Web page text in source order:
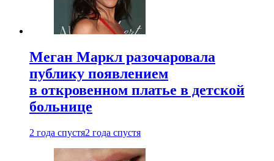
Меган Маркл разочаровала
публику появлением
в откровенном платье в детской
больнице
2 года спустя2 года спустя